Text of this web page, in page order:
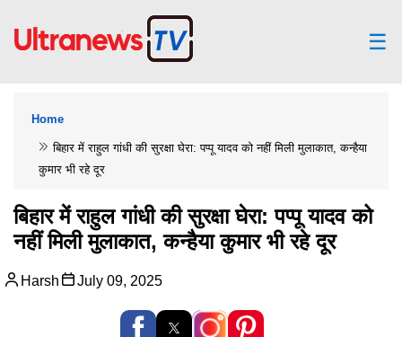
☰
Home
बिहार में राहुल गांधी की सुरक्षा घेरा: पप्पू यादव को नहीं मिली मुलाकात, कन्हैया
कुमार भी रहे दूर
बिहार में राहुल गांधी की सुरक्षा घेरा: पप्पू यादव को
नहीं मिली मुलाकात, कन्हैया कुमार भी रहे दूर
Harsh July 09, 2025